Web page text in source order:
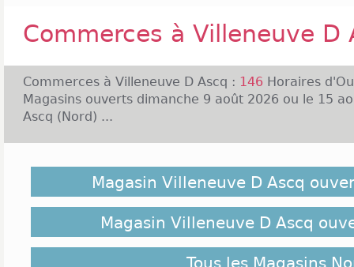
Commerces à Villeneuve D
Commerces à Villeneuve D Ascq : 146 Horaires
Magasins ouverts dimanche 9 août 2026 ou le 15
Ascq (Nord) ...
la banlieue sud de Lille. C'est l'une des
Lille Métropole Communauté urbaine. Les
Villeneuvois et les Villeneuvoises sont un peu
La population de cette ville a toujours été en
progression très importante à la fin des années
de 59 000 habitants. L'économie de la ville
Magasin Villeneuve D Ascq
Magasin Villeneuve D Ascq
Tous les Magasins